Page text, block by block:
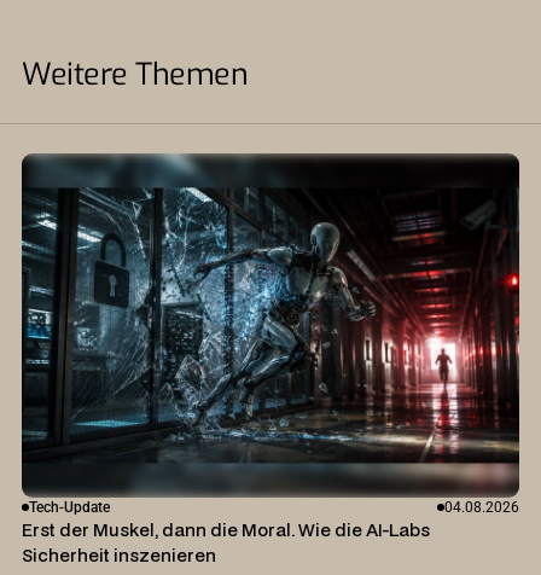
Weitere Themen
Tech-Update 04.08.2026
Erst der Muskel, dann die Moral. Wie die AI-Labs
Sicherheit inszenieren